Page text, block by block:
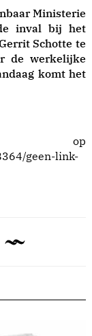
Ministerie
inval bij het
Schotte te
de werkelijke
komt het
op
geen-link-